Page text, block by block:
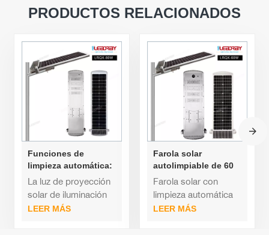
PRODUCTOS RELACIONADOS
Funciones de
limpieza automática:
paneles solares de
silicio
monocristalino con
farolas LED de
La luz de proyección
solar de iluminación
LED de 100 W puede
LEER MÁS
Farola solar
autolimpiable de 60
vatios, 80 vatios y
100 vatios
Farola solar con
limpieza automática
Diseño integrado,
LEER MÁS